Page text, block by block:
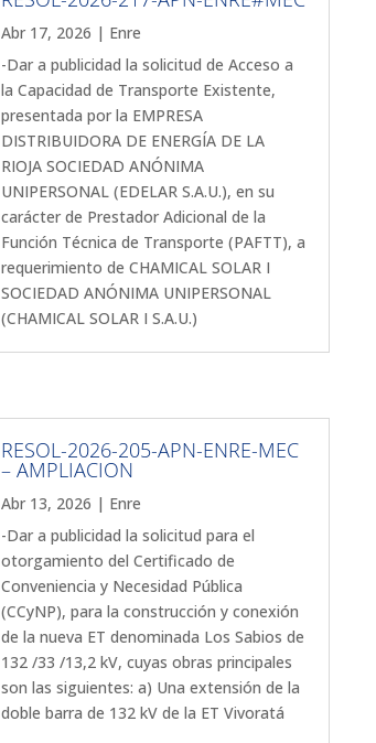
Abr 17, 2026 | Enre
-Dar a publicidad la solicitud de Acceso a
la Capacidad de Transporte Existente,
presentada por la EMPRESA
DISTRIBUIDORA DE ENERGÍA DE LA
RIOJA SOCIEDAD ANÓNIMA
UNIPERSONAL (EDELAR S.A.U.), en su
carácter de Prestador Adicional de la
Función Técnica de Transporte (PAFTT), a
requerimiento de CHAMICAL SOLAR I
SOCIEDAD ANÓNIMA UNIPERSONAL
(CHAMICAL SOLAR I S.A.U.)
RESOL-2026-205-APN-ENRE-MEC
– AMPLIACION
Abr 13, 2026 | Enre
-Dar a publicidad la solicitud para el
otorgamiento del Certificado de
Conveniencia y Necesidad Pública
(CCyNP), para la construcción y conexión
de la nueva ET denominada Los Sabios de
132 /33 /13,2 kV, cuyas obras principales
son las siguientes: a) Una extensión de la
doble barra de 132 kV de la ET Vivoratá